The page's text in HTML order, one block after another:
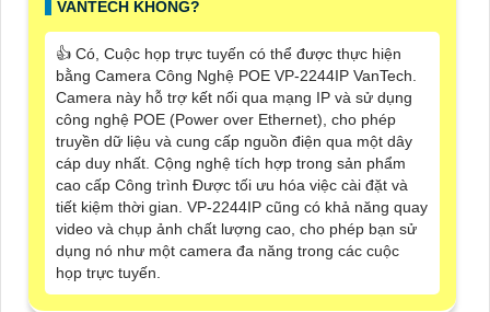
VANTECH KHÔNG?
👍 Có, Cuộc họp trực tuyến có thể được thực hiện
bằng Camera Công Nghệ POE VP-2244IP VanTech.
Camera này hỗ trợ kết nối qua mạng IP và sử dụng
công nghệ POE (Power over Ethernet), cho phép
truyền dữ liệu và cung cấp nguồn điện qua một dây
cáp duy nhất. Cộng nghệ tích hợp trong sản phẩm
cao cấp Công trình Được tối ưu hóa việc cài đặt và
tiết kiệm thời gian. VP-2244IP cũng có khả năng quay
video và chụp ảnh chất lượng cao, cho phép bạn sử
dụng nó như một camera đa năng trong các cuộc
họp trực tuyến.